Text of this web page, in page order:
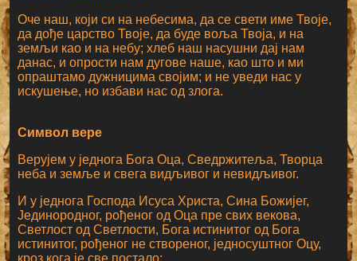
Оче наш, који си на небесима, да се свети име Твоје,
да дође царство Твоје, да буде воља Твоја, и на
земљи као и на небу; хлеб наш насушни дај нам
данас, и опрости нам дугове наше, као што и ми
опраштамо дужницима својим; и не уведи нас у
искушење, но избави нас од злога.
Символ вере
Верујем у једнога Бога Оца, Сведржитеља, Творца
неба и земље и свега видљивог и невидљивог.
И у једнога Господа Исуса Христа, Сина Божијег,
Јединородног, рођеног од Оца пре свих векова,
Светлост од Светлости, Бога истинитог од Бога
истинитог, рођеног не створеног, једносуштног Оцу,
кроз кога је све постало;